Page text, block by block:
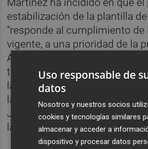
Martínez ha incidido en que el
estabilización de la plantilla
"responde al cumplimiento de
vigente, a una prioridad de la
Administración, que es la de
temporalidad, dotar de mayor
las plantillas y mejorar las
laborales del personal al
Justicia y a una reivindicación
las organizaciones sindicales".
Uso responsable de
datos
Nosotros y nuestros socios
cookies y tecnologías similares
almacenar y acceder a
dispositivo y procesar datos